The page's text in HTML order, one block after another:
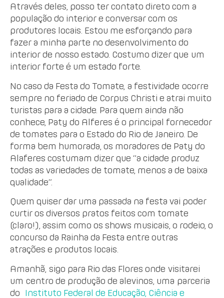
Através deles, posso ter contato direto com a
população do interior e conversar com os
produtores locais. Estou me esforçando para
fazer a minha parte no desenvolvimento do
interior de nosso estado. Costumo dizer que um
interior forte é um estado forte.
No caso da Festa do Tomate, a festividade ocorre
sempre no feriado de Corpus Christi e atrai muito
turistas para a cidade. Para quem ainda não
conhece, Paty do Alferes é o principal fornecedor
de tomates para o Estado do Rio de Janeiro. De
forma bem humorada, os moradores de Paty do
Alaferes costumam dizer que “a cidade produz
todas as variedades de tomate, menos a de baixa
qualidade”.
Quem quiser dar uma passada na festa vai poder
curtir os diversos pratos feitos com tomate
(claro!), assim como os shows musicais, o rodeio, o
concurso da Rainha da Festa entre outras
atrações e produtos locais.
Amanhã, sigo para Rio das Flores onde visitarei
um centro de produção de alevinos, uma parceria
do Instituto Federal de Educação, Ciência e